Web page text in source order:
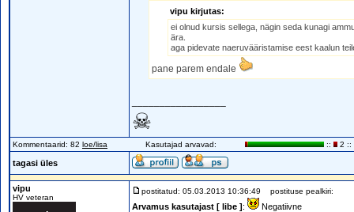
vipu kirjutas:
ei olnud kursis sellega, nägin seda kunagi
ära.
aga pidevate naeruvääristamise eest kaalun
pane parem endale
☠
Kommentaarid: 82 loe/lisa Kasutajad arvavad: :: 2 ::
tagasi üles
vipu
HV veteran
postitatud: 05.03.2013 10:36:49 postituse pealkiri:
Arvamus kasutajast [ libe ]: Negatiivne